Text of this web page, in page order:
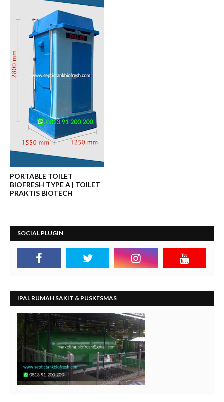
PORTABLE TOILET
BIOFRESH TYPE A | TOILET
PRAKTIS BIOTECH
SOCIAL PLUGIN
IPAL RUMAH SAKIT & PUSKESMAS